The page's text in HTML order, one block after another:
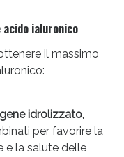
ialuronico
il massimo
idrolizzato,
per favorire la
e la salute delle